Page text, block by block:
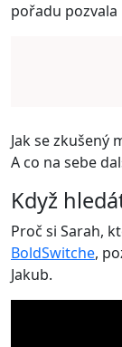
pořadu pozvala
Jak se zkušený
A co na sebe
Když
Proč si Sarah,
BoldSwitche,
Jakub.